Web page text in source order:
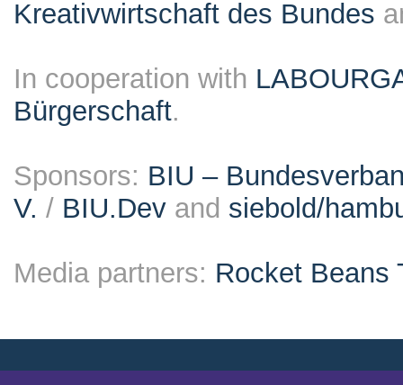
Kreativwirtschaft des Bundes
In cooperation with
Bürgerschaft.
Sponsors: BIU –
V. / BIU.Dev and siebold/
Media partners: Rocket Beans